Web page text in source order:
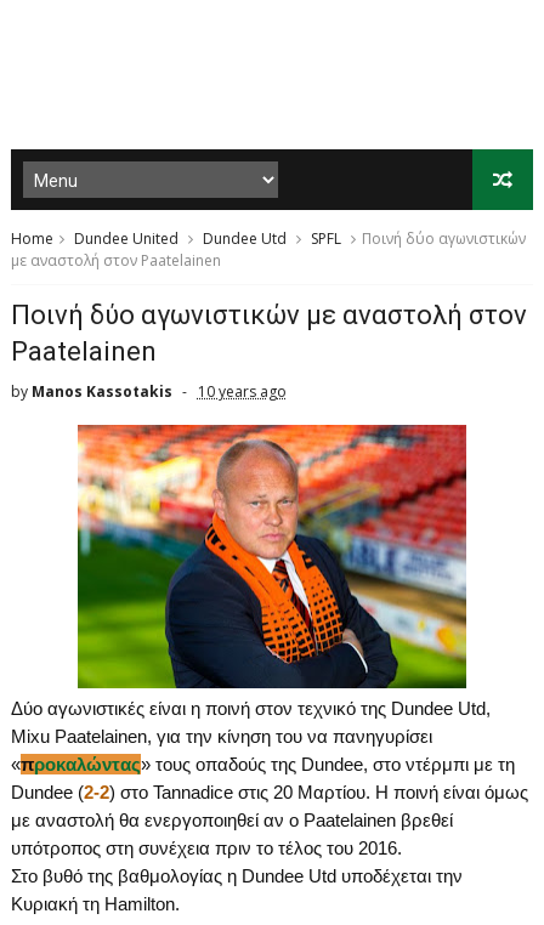
Home Dundee United Dundee Utd SPFL
Ποινή δύο αγωνιστικών
με αναστολή στον Paatelainen
Ποινή δύο αγωνιστικών με αναστολή στον
Paatelainen
by Manos Kassotakis 10 years ago
Δύο αγωνιστικές είναι η ποινή στον τεχνικό της Dundee Utd,
Mixu Paatelainen, για την κίνηση του να πανηγυρίσει
«προκαλώντας» τους οπαδούς της Dundee, στο ντέρμπι με τη
Dundee(2-2) στο Tannadice στις 20 Μαρτίου. Η ποινή είναι όμως
με αναστολή θα ενεργοποιηθεί αν ο Paatelainenβρεθεί
υπότροπος στη συνέχεια πριν το τέλος του 2016.
Στο βυθό της βαθμολογίας η Dundee Utdυποδέχεται την
Κυριακή τη Hamilton.